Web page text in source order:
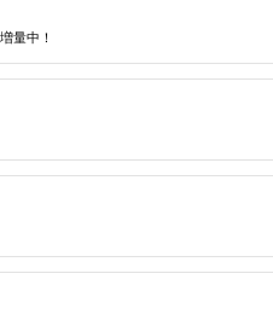
＜15,000円分＞都ゴ
ゴルフ 利用券
量中！